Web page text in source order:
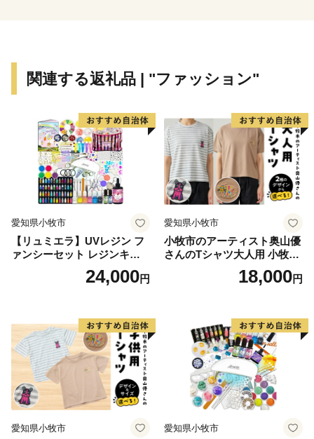
の特色を生かした満足度の高いまちづくりを進めていま
関連する返礼品 | "ファッション"
愛知県小牧市
【リュミエラ】UVレジン フ
ァンシーセット レジンキッ
ト ハンドメイド レジンクラ
フト アクセサリーキット 手
24,000円
愛知県小牧市
小牧市のアーティスト奥山優
さんのTシャツ大人用 小牧市
18,000円
愛知県小牧市 愛知県小牧市